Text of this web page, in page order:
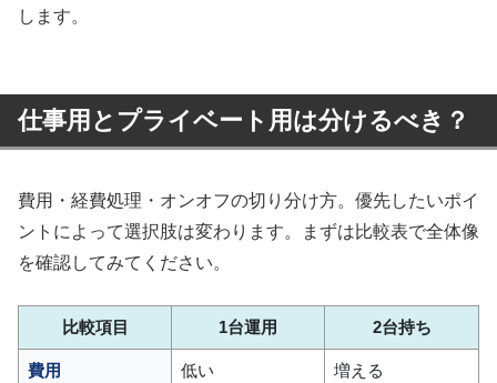
します。
仕事用とプライベート用は分けるべき？
費用・経費処理・オンオフの切り分け方。優先したいポイ
ントによって選択肢は変わります。まずは比較表で全体像
を確認してみてください。
比較項目 1台運用 2台持ち
費用 低い 増える